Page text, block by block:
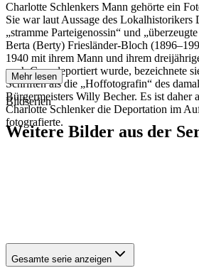
Charlotte Schlenkers Mann gehörte ein
Sie war laut Aussage des Lokalhistorikers
„stramme Parteigenossin“ und
Berta (Berty) Friesländer-Bloch
1940 mit ihrem Mann und ihrem
nach Gurs deportiert wurde, bezeichnete
Schriften als die „Hoffotografin“ des
Bürgermeisters Willy Becher. Es ist daher
Charlotte Schlenker die Deportation im
fotografierte.
Mehr lesen
Bildserien
Weitere Bilder aus der
Gesamte serie anzeigen